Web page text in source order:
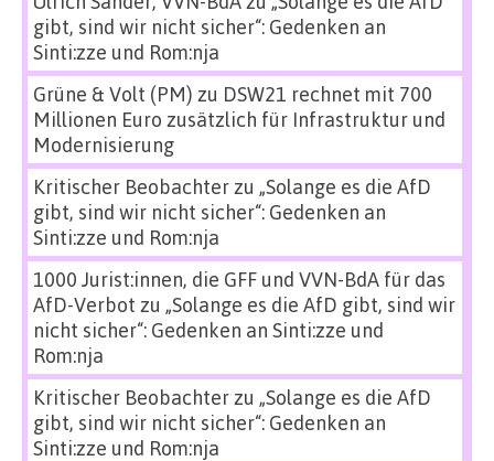
gibt, sind wir nicht sicher“: Gedenken an
Sinti:zze und Rom:nja
Grüne & Volt (PM) zu DSW21 rechnet mit 700
Millionen Euro zusätzlich für Infrastruktur und
Modernisierung
Kritischer Beobachterzu „Solange es die AfD
gibt, sind wir nicht sicher“: Gedenken an
Sinti:zze und Rom:nja
1000 Jurist:innen, die GFF und VVN-BdA für das
AfD-Verbot zu „Solange es die AfD gibt, sind wir
nicht sicher“: Gedenken an Sinti:zze und
Rom:nja
Kritischer Beobachterzu „Solange es die AfD
gibt, sind wir nicht sicher“: Gedenken an
Sinti:zze und Rom:nja